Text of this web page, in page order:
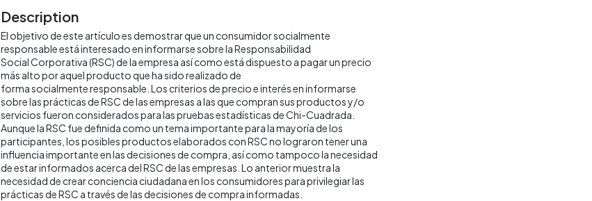
Description
El objetivo de este artículo es demostrar que un consumidor socialmente
responsable está interesado en informarse sobre la Responsabilidad
Social Corporativa (RSC) de la empresa así como está dispuesto a pagar un precio
más alto por aquel producto que ha sido realizado de
forma socialmente responsable. Los criterios de precio e interés en informarse
sobre las prácticas de RSC de las empresas a las que compran sus productos y/o
servicios fueron considerados para las pruebas estadísticas de Chi-Cuadrada.
Aunque la RSC fue definida como un tema importante para la mayoría de los
participantes, los posibles productos elaborados con RSC no lograron tener una
influencia importante en las decisiones de compra, así como tampoco la necesidad
de estar informados acerca del RSC de las empresas. Lo anterior muestra la
necesidad de crear conciencia ciudadana en los consumidores para privilegiar las
prácticas de RSC a través de las decisiones de compra informadas.